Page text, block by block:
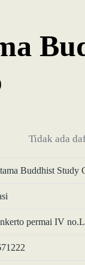
Tidak ada
Buddhist Study
permai IV